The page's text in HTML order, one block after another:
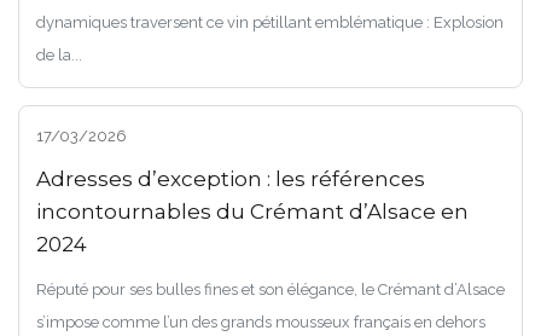
dynamiques traversent ce vin pétillant emblématique : Explosion
de la...
17/03/2026
Adresses d’exception : les références
incontournables du Crémant d’Alsace en
2024
Réputé pour ses bulles fines et son élégance, le Crémant d’Alsace
s’impose comme l’un des grands mousseux français en dehors